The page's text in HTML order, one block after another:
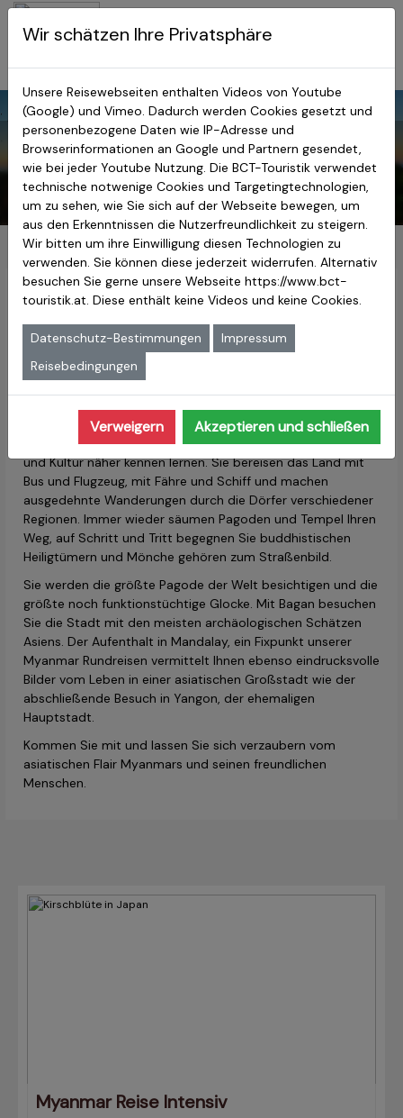
BCT-Touristik
Willkommen bei den Myanmar Studienreisen der BCT-Touristik
Lassen Sie sich vom magischen Anblick der goldenen Pagoden
überwältigen, die bei Sonnenaufgang im Licht der Heißluftballons
erstrahlen, und erleben Sie unvergessliche Momente über den
Tempelfeldern von Bagan. Entspannen Sie anschließend an einem der
schönsten weißen Sandstrände am türkisblauen Meer.
Willkommen bei den Myanmar
Reisen der BCT-Touristik
Wenn Sie Asien in seiner ursprünglichsten Form kennen
leben hier und mit vielen davon werden sie auf unseren
Myanmar Reisen in Kontakt kommen und ihre Lebensweise
und Kultur näher kennen lernen. Sie bereisen das Land mit
Bus und Flugzeug, mit Fähre und Schiff und machen
ausgedehnte Wanderungen durch die Dörfer verschiedener
Regionen. Immer wieder säumen Pagoden und Tempel Ihren
Weg, auf Schritt und Tritt begegnen Sie buddhistischen
Heiligtümern und Mönche gehören zum Straßenbild.
Sie werden die größte Pagode der Welt besichtigen und die
größte noch funktionstüchtige Glocke. Mit Bagan besuchen
Sie die Stadt mit den meisten archäologischen Schätzen
Asiens. Der Aufenthalt in Mandalay, ein Fixpunkt unserer
Myanmar Rundreisen vermittelt Ihnen ebenso eindrucksvolle
Bilder vom Leben in einer asiatischen Großstadt wie der
abschließende Besuch in Yangon, der ehemaligen
Hauptstadt.
Kommen Sie mit und lassen Sie sich verzaubern vom
asiatischen Flair Myanmars und seinen freundlichen
Menschen.
Myanmar Reise Intensiv
Wir schätzen Ihre Privatsphäre
Unsere Reisewebseiten enthalten Videos von Youtube
(Google) und Vimeo. Dadurch werden Cookies gesetzt und
personenbezogene Daten wie IP-Adresse und
Browserinformationen an Google und Partnern gesendet,
wie bei jeder Youtube Nutzung. Die BCT-Touristik verwendet
technische notwenige Cookies und Targetingtechnologien,
um zu sehen, wie Sie sich auf der Webseite bewegen, um
aus den Erkenntnissen die Nutzerfreundlichkeit zu steigern.
Wir bitten um ihre Einwilligung diesen Technologien zu
verwenden. Sie können diese jederzeit widerrufen. Alternativ
besuchen Sie gerne unsere Webseite https://www.bct-
touristik.at. Diese enthält keine Videos und keine Cookies.
Datenschutz-Bestimmungen
Impressum
Reisebedingungen
Verweigern Akzeptieren und schließen